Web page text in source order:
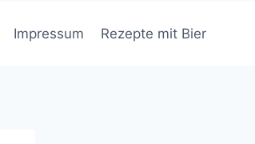
Impressum Rezepte mit Bier